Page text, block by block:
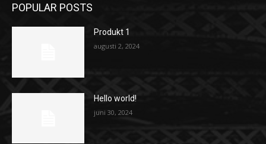
POPULAR POSTS
Produkt 1
augusti 2, 2024
Hello world!
juni 30, 2024